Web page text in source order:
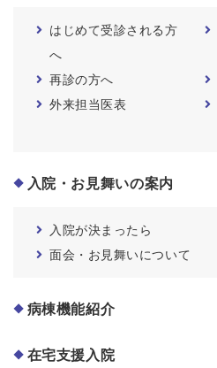
はじめて受診される方
へ
再診の方へ
外来担当医表
入院・お見舞いの案内
入院が決まったら
面会・お見舞いについて
病棟機能紹介
在宅支援入院